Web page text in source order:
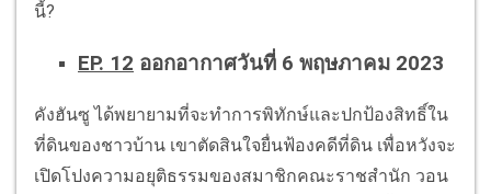
นี้?
EP. 12 ออกอากาศวันที่ 6 พฤษภาคม 2023
คังฮันซู ได้พยายามที่จะทำการพิทักษ์และปกป้องสิทธิ์ใน
ที่ดินของชาวบ้าน เขาตัดสินใจยื่นฟ้องคดีที่ดิน เพื่อหวังจะ
เปิดโปงความอยุติธรรมของสมาชิกคณะราชสำนัก วอน